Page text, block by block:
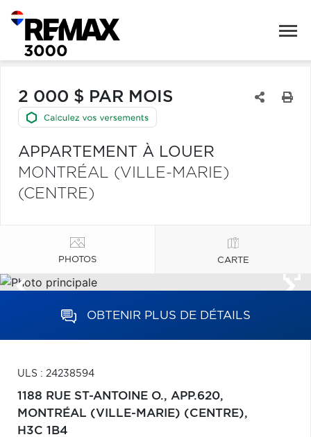
2 000 $ PAR MOIS
APPARTEMENT À LOUER
MONTRÉAL (VILLE-MARIE)
(CENTRE)
PHOTOS CARTE
OBTENIR PLUS DE DÉTAILS
ULS : 24238594
1188 RUE ST-ANTOINE O., APP.620,
MONTRÉAL (VILLE-MARIE) (CENTRE),
H3C 1B4